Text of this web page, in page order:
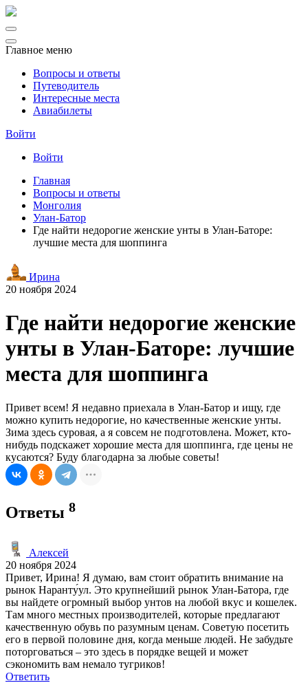
Главное меню
Вопросы и ответы
Путеводитель
Интересные места
Авиабилеты
Войти
Войти
Главная
Вопросы и ответы
Монголия
Улан-Батор
Где найти недорогие женские унты в Улан-Баторе:
лучшие места для шоппинга
Ирина
20 ноября 2024
Где найти недорогие женские
унты в Улан-Баторе: лучшие
места для шоппинга
Привет всем! Я недавно приехала в Улан-Батор и ищу, где
можно купить недорогие, но качественные женские унты.
Зима здесь суровая, а я совсем не подготовлена. Может, кто-
нибудь подскажет хорошие места для шоппинга, где цены не
кусаются? Буду благодарна за любые советы!
Ответы 8
Алексей
20 ноября 2024
Привет, Ирина! Я думаю, вам стоит обратить внимание на
рынок Наранту́ул. Это крупнейший рынок Улан-Батора, где
вы найдете огромный выбор унтов на любой вкус и кошелек.
Там много местных производителей, которые предлагают
качественную обувь по разумным ценам. Советую посетить
его в первой половине дня, когда меньше людей. Не забудьте
поторговаться – это здесь в порядке вещей и может
сэкономить вам немало тугриков!
Ответить